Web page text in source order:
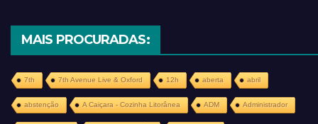
MAIS PROCURADAS:
7th 7th Avenue Live & Oxford 12h aberta abril
abstenção A Caiçara - Cozinha Litorânea ADM Administrador